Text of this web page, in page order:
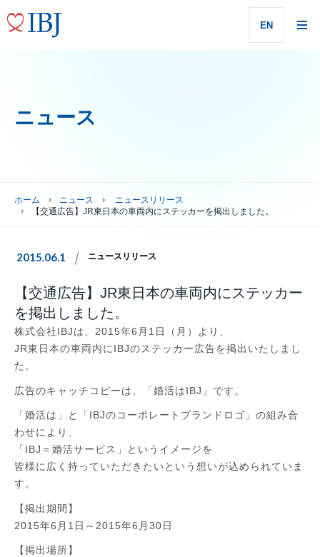
EN
ニュース
ホーム ニュース
ニュースリリース
【交通広告】JR東日本の車両内にステッカーを掲出しました。
2015.06.1 ニュースリリース
【交通広告】JR東日本の車両内にステッカー
を掲出しました。
株式会社IBJは、2015年6月1日（月）より、
JR東日本の車両内にIBJのステッカー広告を掲出いたしまし
た。
広告のキャッチコピーは、「婚活はIBJ」です。
「婚活は」と「IBJのコーポレートブランドロゴ」の組み合
わせにより、
「IBJ＝婚活サービス」というイメージを
皆様に広く持っていただきたいという想いが込められていま
す。
【掲出期間】
2015年6月1日～2015年6月30日
【掲出場所】